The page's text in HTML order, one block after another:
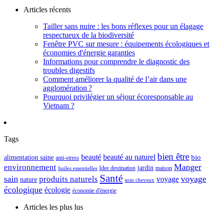
Articles récents
Tailler sans nuire : les bons réflexes pour un élagage
respectueux de la biodiversité
Fenêtre PVC sur mesure : équipements écologiques et
économies d'énergie garanties
Informations pour comprendre le diagnostic des
troubles digestifs
Comment améliorer la qualité de l’air dans une
agglomération ?
Pourquoi privilégier un séjour écoresponsable au
Vietnam ?
Tags
alimentation saine anti-stress beauté beauté au naturel bien être bio
environnement huiles essentielles Idee destination jardin maison Manger
sain nature produits naturels Santé soin cheveux voyage voyage
écologique écologie économie d'énergie
Articles les plus lus